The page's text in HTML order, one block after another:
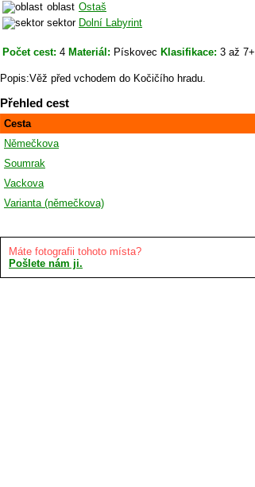
oblast Ostaš
sektor Dolní Labyrint
Počet cest: 4 Materiál: Pískovec Klasifikace: 3 až 7+
Popis:Věž před vchodem do Kočičího hradu.
Přehled cest
Cesta
Němečkova
Soumrak
Vackova
Varianta (němečkova)
Máte fotografii tohoto místa?
Pošlete nám ji.